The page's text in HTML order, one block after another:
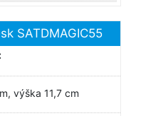
SATDMAGIC55
výška 11,7 cm